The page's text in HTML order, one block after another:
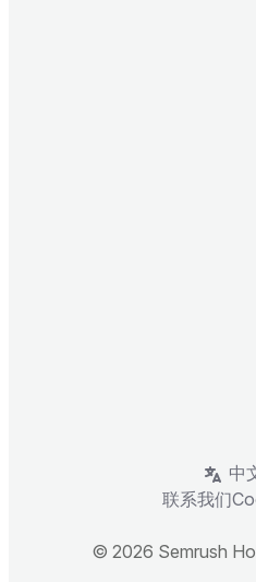
中
联系我们
© 2026 Semrush